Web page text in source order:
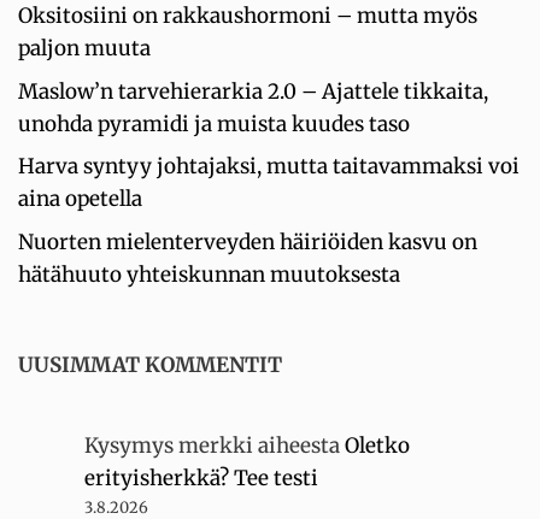
Oksitosiini on rakkaushormoni – mutta myös
paljon muuta
Maslow’n tarvehierarkia 2.0 – Ajattele tikkaita,
unohda pyramidi ja muista kuudes taso
Harva syntyy johtajaksi, mutta taitavammaksi voi
aina opetella
Nuorten mielenterveyden häiriöiden kasvu on
hätähuuto yhteiskunnan muutoksesta
UUSIMMAT KOMMENTIT
Kysymys merkki aiheestaOletko
erityisherkkä? Tee testi
3.8.2026